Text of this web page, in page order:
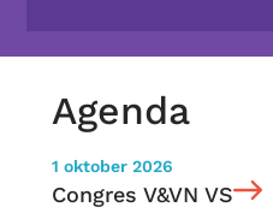
Agenda
1 oktober 2026
Congres V&VN VS